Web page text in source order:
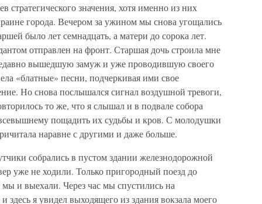
стратегического значения, хотя именно из них
города. Вечером за ужином мы снова угощались
было лет семнадцать, а матери до сорока лет.
отправлен на фронт. Старшая дочь строила мне
вышедшую замуж и уже проводившую своего
«блатные» песни, подчеркивая ими свое
Но снова послышался сигнал воздушной тревоги,
то же, что я слышал и в подвале собора
пощадить их судьбы и кров. С молодушки
наравне с другими и даже больше.
собрались в пустом здании железнодорожной
уже не ходили. Только пригородный поезд до
и выехали. Через час мы спустились на
я увидел выходящего из здания вокзала моего